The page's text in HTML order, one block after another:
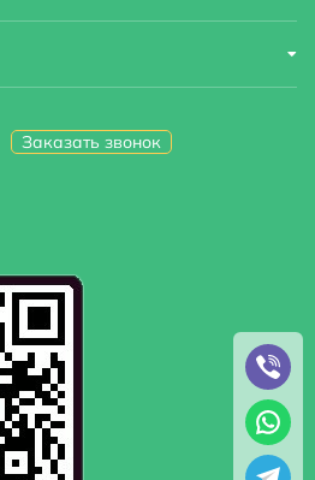
Заказать звонок